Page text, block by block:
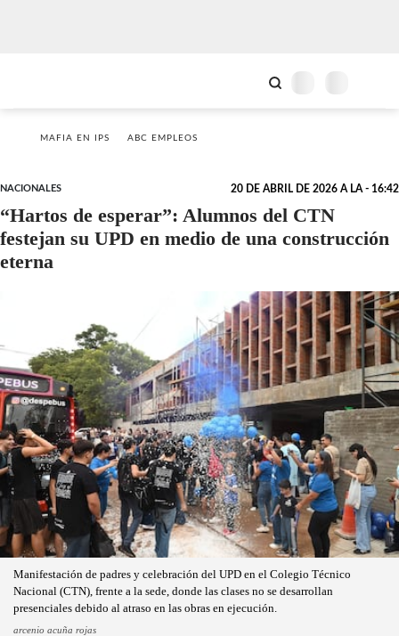
MAFIA EN IPS ABC EMPLEOS
NACIONALES 20 DE ABRIL DE 2026 A LA - 16:42
“Hartos de esperar”: Alumnos del CTN
festejan su UPD en medio de una construcción
eterna
Manifestación de padres y celebración del UPD en el Colegio Técnico
Nacional (CTN), frente a la sede, donde las clases no se desarrollan
presenciales debido al atraso en las obras en ejecución.
arcenio acuña rojas